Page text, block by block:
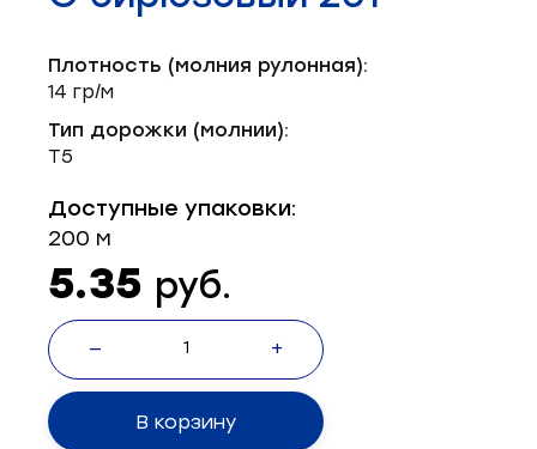
Запчасти для швейного оборудования
Запчасти: иглы
Нетканые материалы
Плотность (молния рулонная):
14 гр/м
Тип дорожки (молнии):
Т5
Доступные упаковки:
200 м
5.35 руб.
— +
В корзину